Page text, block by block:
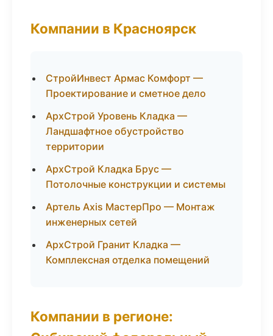
Компании в Красноярск
СтройИнвест Армас Комфорт —
Проектирование и сметное дело
АрхСтрой Уровень Кладка —
Ландшафтное обустройство
территории
АрхСтрой Кладка Брус —
Потолочные конструкции и системы
Артель Axis МастерПро — Монтаж
инженерных сетей
АрхСтрой Гранит Кладка —
Комплексная отделка помещений
Компании в регионе: